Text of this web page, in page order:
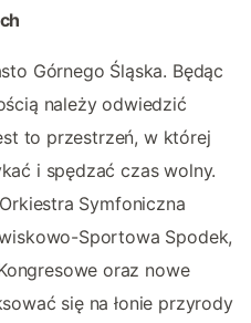
Górnego Śląska. Będąc
należy odwiedzić
to przestrzeń, w której
i spędzać czas wolny.
Symfoniczna
Sportowa Spodek,
oraz nowe
się na łonie przyrody